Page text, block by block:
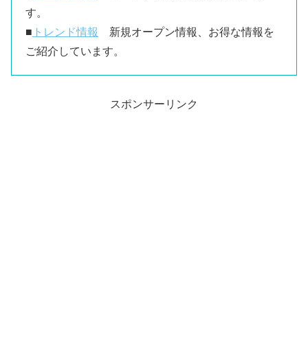
す。
■ トレンド情報
新規オープン情報、お得な情報を
ご紹介しています。
スポンサーリンク